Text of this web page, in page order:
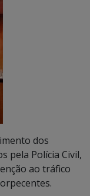
dos
pela Polícia Civil,
ao tráfico